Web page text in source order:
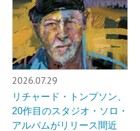
2026.07.29
リチャード・トンプソン、
20作目のスタジオ・ソロ・
アルバムがリリース間近